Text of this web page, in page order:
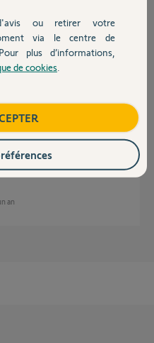
MAC de mon
an
ou retirer votre
via le centre de
plus d’informations,
de cookies